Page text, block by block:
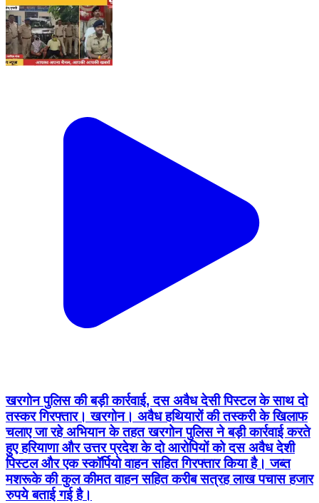
खरगोन पुलिस की बड़ी कार्रवाई, दस अवैध देसी पिस्टल के साथ दो
तस्कर गिरफ्तार। खरगोन। अवैध हथियारों की तस्करी के खिलाफ
चलाए जा रहे अभियान के तहत खरगोन पुलिस ने बड़ी कार्रवाई करते
हुए हरियाणा और उत्तर प्रदेश के दो आरोपियों को दस अवैध देशी
पिस्टल और एक स्कॉर्पियो वाहन सहित गिरफ्तार किया है। जब्त
मशरूके की कुल कीमत वाहन सहित करीब सत्रह लाख पचास हजार
रुपये बताई गई है।